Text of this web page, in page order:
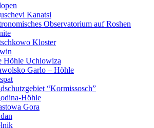
Kanatsi
Observatorium auf Roshen
Kloster
Höhle Uchlowiza
Garlo – Höhle
“Kormissosch”
Höhle
Gora